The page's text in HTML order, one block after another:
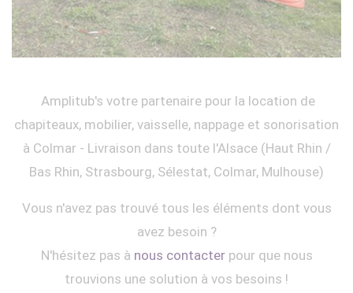
Amplitub's votre partenaire pour la location de
chapiteaux, mobilier, vaisselle, nappage et sonorisation
à Colmar - Livraison dans toute l'Alsace (Haut Rhin /
Bas Rhin, Strasbourg, Sélestat, Colmar, Mulhouse)
Vous n'avez pas trouvé tous les éléments dont vous
avez besoin ?
N'hésitez pas à nous contacterpour que nous
trouvions une solution à vos besoins !